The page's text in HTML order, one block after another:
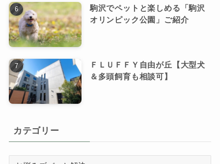
駒沢でペットと楽しめる「駒沢
オリンピック公園」ご紹介
ＦＬＵＦＦＹ自由が丘【大型犬
＆多頭飼育も相談可】
カテゴリー